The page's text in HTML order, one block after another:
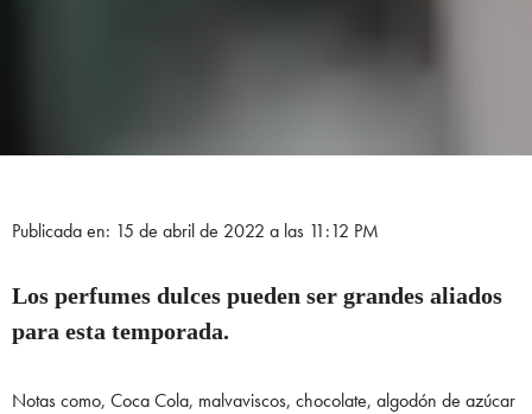
Publicada en: 15 de abril de 2022 a las 11:12 PM
Los perfumes dulces pueden ser grandes aliados
para esta temporada.
Notas como, Coca Cola, malvaviscos, chocolate, algodón de azúcar